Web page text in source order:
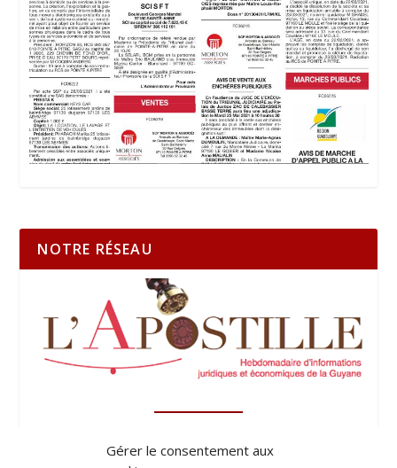
Gérer le consentement aux
NOTRE RÉSEAU